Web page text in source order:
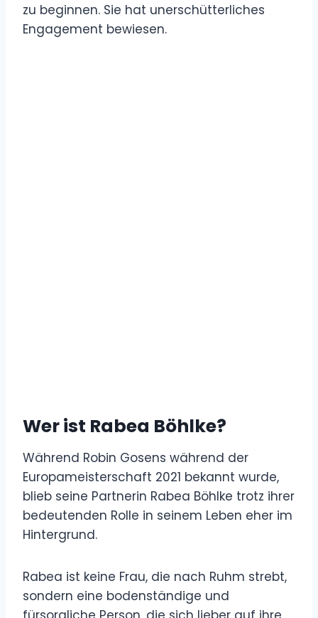
zu beginnen. Sie hat unerschütterliches
Engagement bewiesen.
Wer ist Rabea Böhlke?
Während Robin Gosens während der
Europameisterschaft 2021 bekannt wurde,
blieb seine Partnerin Rabea Böhlke trotz ihrer
bedeutenden Rolle in seinem Leben eher im
Hintergrund.
Rabea ist keine Frau, die nach Ruhm strebt,
sondern eine bodenständige und